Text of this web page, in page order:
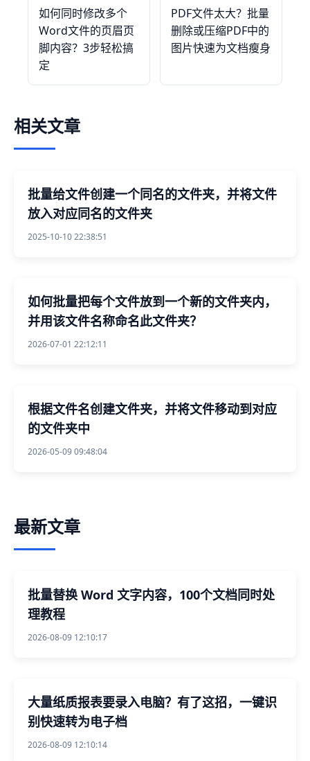
如何同时修改多个
Word文件的页眉页
脚内容？3步轻松搞
定
PDF文件太大？批量
删除或压缩PDF中的
图片快速为文档瘦身
相关文章
批量给文件创建一个同名的文件夹，并将文件
放入对应同名的文件夹
2025-10-10 22:38:51
如何批量把每个文件放到一个新的文件夹内，
并用该文件名称命名此文件夹？
2026-07-01 22:12:11
根据文件名创建文件夹，并将文件移动到对应
的文件夹中
2026-05-09 09:48:04
最新文章
批量替换 Word 文字内容，100个文档同时处
理教程
2026-08-09 12:10:17
大量纸质报表要录入电脑？有了这招，一键识
别快速转为电子档
2026-08-09 12:10:14